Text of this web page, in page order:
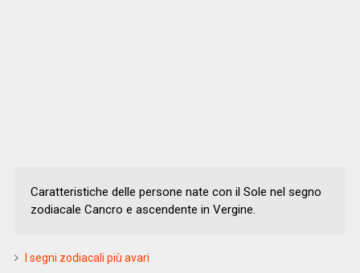
Caratteristiche delle persone nate con il Sole nel segno
zodiacale Cancro e ascendente in Vergine.
I segni zodiacali più avari